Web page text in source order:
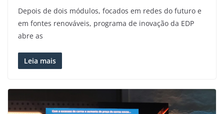
Depois de dois módulos, focados em redes do futuro e
em fontes renováveis, programa de inovação da EDP
abre as
Leia mais